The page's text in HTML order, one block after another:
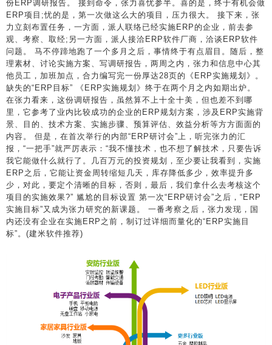
份ERP调研报告。 接到命令，张力喜忧参半。喜的是，终于有机会做
ERP项目;忧的是，第一次做这么大的项目，压力很大。 接下来，张
力立刻布置任务，一方面，派人联络已经实施ERP的企业，前去参
观、考察、取经;另一方面，派人接洽ERP软件厂商，洽谈ERP软件
问题。 马不停蹄地跑了一个多月之后，事情终于有点眉目。随后，整
理素材、讨论实施方案、写调研报告，两周之内，张力和信息中心其
他员工，加班加点，合力编写完一份厚达28页的《ERP实施规划》。
缺失的“ERP目标” 《ERP实施规划》终于在两个月之内如期出炉。
在张力看来，这份调研报告，虽然算不上十全十美，但也差不到哪
里，它参考了业内比较成功的企业的ERP规划方案，涉及ERP实施背
景、目的、技术方案、实施步骤、预算评估、效益分析等方方面面的
内容。 但是，在首次举行的内部“ERP研讨会”上，听完张力的汇
报，“一把手”就严厉表示：“我不懂技术，也不想了解技术，只要告诉
我它能做什么就行了。几百万元的投资规划，至少要让我看到，实施
ERP之后，它能让资金周转缩短几天，库存降低多少，效率提升多
少，对此，要定个清晰的目标，否则，最后，我们拿什么去考核这个
项目的实施效果?” 尴尬的目标设置 第一次“ERP研讨会”之后，“ERP
实施目标”又成为张力研究的新课题。 一番考察之后，张力发现，国
内还没有企业在实施ERP之前，制订过详细而量化的“ERP实施目
标”。(建米软件推荐)